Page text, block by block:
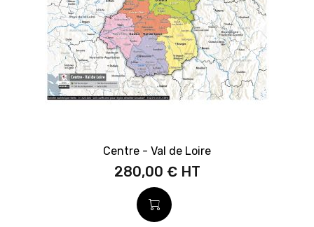
Centre - Val de Loire
280,00 €